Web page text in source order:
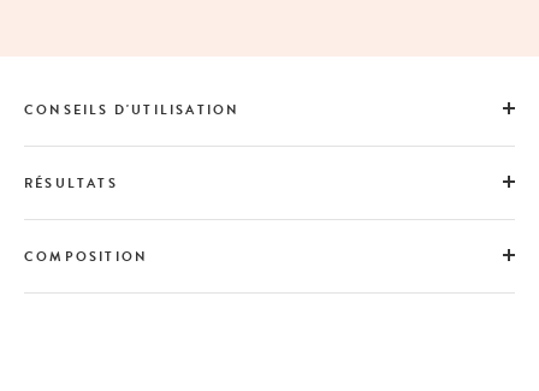
CONSEILS D'UTILISATION
RÉSULTATS
COMPOSITION